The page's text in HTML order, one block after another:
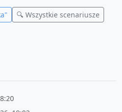
" 🔍 Wszystkie scenariusze